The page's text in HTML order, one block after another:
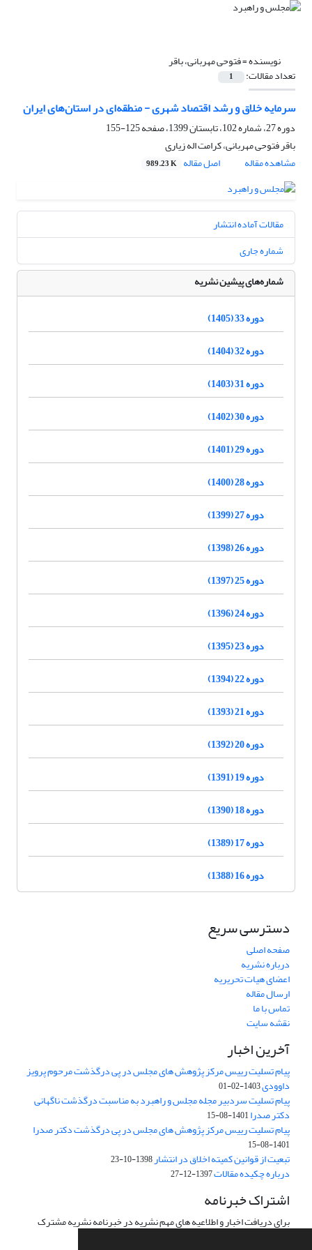
نویسنده =فتوحی مهربانی، باقر
تعداد مقالات: 1
سرمایه خلاق و رشد اقتصاد شهری - منطقه‌ای در استان‌های ایران
دوره 27، شماره 102، تابستان 1399، صفحه
125-155
باقر فتوحی مهربانی، کرامت اله زیاری
مشاهده مقاله
اصل مقاله 989.23 K
مقالات آماده انتشار
شماره جاری
شماره‌های پیشین نشریه
دوره 33 (1405)
دوره 32 (1404)
دوره 31 (1403)
دوره 30 (1402)
دوره 29 (1401)
دوره 28 (1400)
دوره 27 (1399)
دوره 26 (1398)
دوره 25 (1397)
دوره 24 (1396)
دوره 23 (1395)
دوره 22 (1394)
دوره 21 (1393)
دوره 20 (1392)
دوره 19 (1391)
دوره 18 (1390)
دوره 17 (1389)
دوره 16 (1388)
دسترسی سریع
صفحه اصلی
درباره نشریه
اعضای هیات تحریریه
ارسال مقاله
تماس با ما
نقشه سایت
آخرین اخبار
پیام تسلیت رییس مرکز پژوهش های مجلس در پی درگذشت مرحوم پرویز
داوودی1403-02-01
پیام تسلیت سردبیر مجله مجلس و راهبرد به مناسبت درگذشت ناگهانی
دکتر صدرا1401-08-15
پیام تسلیت رییس مرکز پژوهش های مجلس در پی درگذشت دکتر صدرا
1401-08-15
تبعیت از قوانین کمیته اخلاق در انتشار1398-10-23
درباره چکیده مقالات1397-12-27
اشتراک خبرنامه
برای دریافت اخبار و اطلاعیه های مهم نشریه در خبرنامه نشریه مشترک